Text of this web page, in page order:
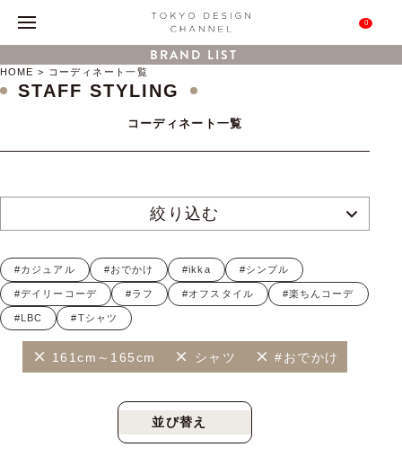
0
BRAND LIST
HOME コーディネート一覧
STAFF STYLING
コーディネート一覧
絞り込む
#カジュアル #おでかけ #ikka #シンプル
#デイリーコーデ #ラフ #オフスタイル #楽ちんコーデ
#LBC #Tシャツ
161cm～165cm シャツ #おでかけ
並び替え